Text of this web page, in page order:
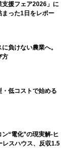
支援フェア2026」に
った1日をレポー
負けない農業へ。
方
低コストで始める
“電化”の現実解-ヒ
レスハウス、反収1.5